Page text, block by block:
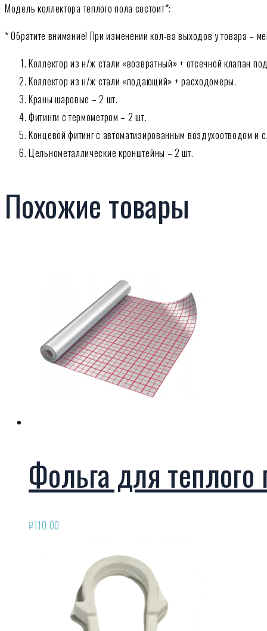
Модель коллектора теплого пола состоит*:
* Обратите внимание! При изменении кол-ва выходов у товара –
Коллектор из н/ж стали «возвратный» + отсечной клапан
Коллектор из н/ж стали «подающий» + расходомеры.
Краны шаровые – 2 шт.
Фитинги с термометром – 2 шт.
Концевой фитинг с автоматизированным воздухоотводом и
Цельнометаллические кронштейны – 2 шт.
Похожие товары
Фольга для теплого
₽110.00